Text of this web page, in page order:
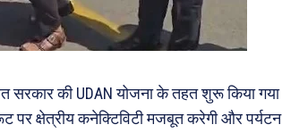
सरकार की UDAN योजना के तहत शुरू किया गया
क्षेत्रीय कनेक्टिविटी मजबूत करेगी और पर्यटन